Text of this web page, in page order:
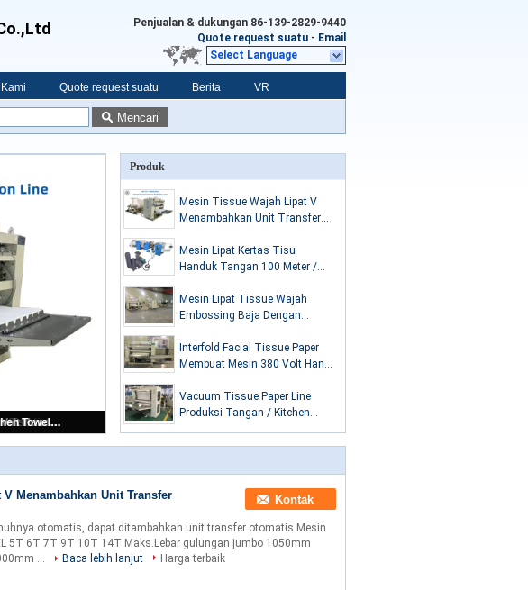
Penjualan & dukungan 86-139-2829-9440
Quote request suatu - Email
Select Language
Quote request suatu Berita VR
Mencari
Mesin Tissue Wajah Lipat V Menambahkan Unit Transfer Otomatis
Produk
Mesin Tissue Wajah Lipat V
Menambahkan Unit Transfer
Mesin Lipat Kertas Tisu
Handuk Tangan 100 Meter /
Mesin Lipat Tissue Wajah
Embossing Baja Dengan
Interfold Facial Tissue Paper
Membuat Mesin 380 Volt Hand
Vacuum Tissue Paper Line
Produksi Tangan / Kitchen
Menambahkan Unit Transfer
Kontak
otomatis, dapat ditambahkan unit transfer otomatis Mesin
5T 6T 7T 9T 10T 14T Maks.Lebar gulungan jumbo 1050mm
...
Baca lebih lanjut
Harga terbaik